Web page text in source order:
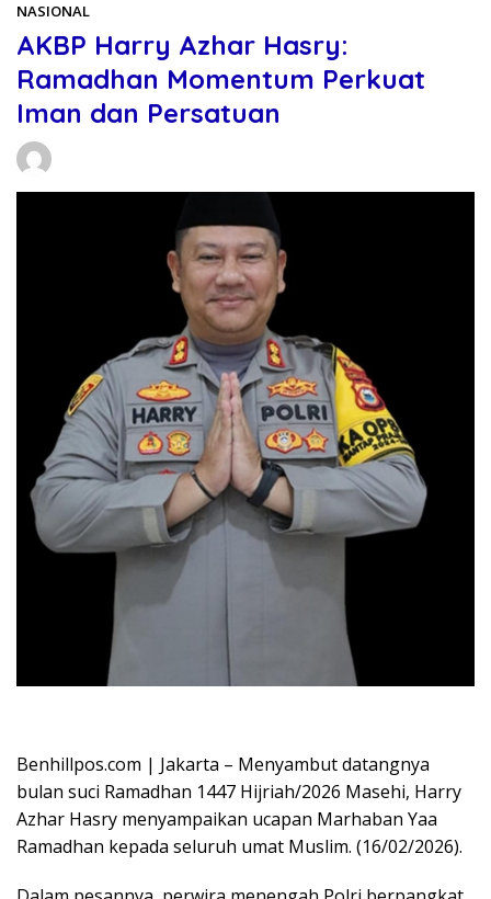
NASIONAL
AKBP Harry Azhar Hasry:
Ramadhan Momentum Perkuat
Iman dan Persatuan
Benhillpos.com | Jakarta – Menyambut datangnya
bulan suci Ramadhan 1447 Hijriah/2026 Masehi, Harry
Azhar Hasry menyampaikan ucapan Marhaban Yaa
Ramadhan kepada seluruh umat Muslim. (16/02/2026).